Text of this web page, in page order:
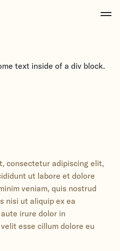
text inside of a div block.
consectetur adipiscing elit,
ut labore et dolore
veniam, quis nostrud
nisi ut aliquip ex ea
irure dolor in
esse cillum dolore eu